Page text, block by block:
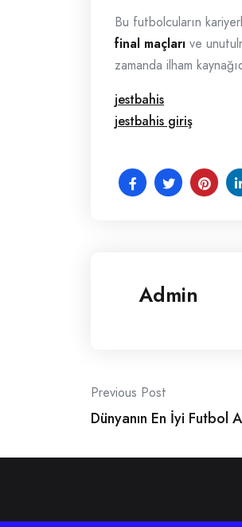
Bu futbolcuların
final maçları ve
zamanda ilham
jestbahis
jestbahis giriş
Admin
Post
navigation
Previous Post
Dünyanın En İyi Futbol